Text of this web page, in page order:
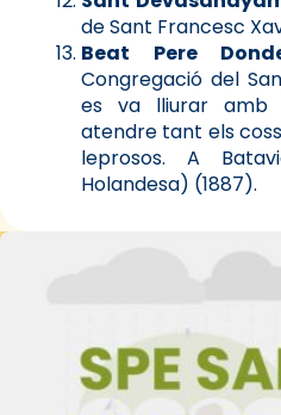
de Sant Francesc
Beat Pere
Congregació del
es va lliurar amb
atendre tant els
leprosos. A
Holandesa) (1887).